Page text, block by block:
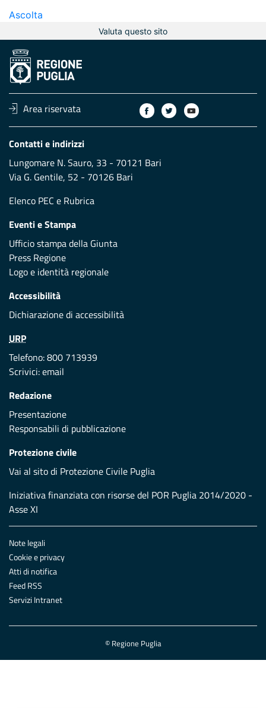
Ascolta
Valuta questo sito
Area riservata
Contatti e indirizzi
Lungomare N. Sauro, 33 - 70121 Bari
Via G. Gentile, 52 - 70126 Bari
Elenco PEC e Rubrica
Eventi e Stampa
Ufficio stampa della Giunta
Press Regione
Logo e identità regionale
Accessibilità
Dichiarazione di accessibilità
URP
Telefono: 800 713939
Scrivici:email
Redazione
Presentazione
Responsabili di pubblicazione
Protezione civile
Vai al sito di Protezione Civile Puglia
Iniziativa finanziata con risorse del POR Puglia 2014/2020 -
Asse XI
Note legali
Cookie e privacy
Atti di notifica
Feed RSS
Servizi Intranet
© Regione Puglia